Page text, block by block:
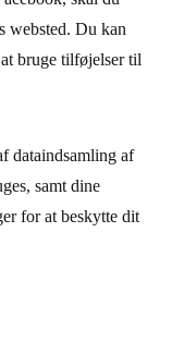
websted. Du kan
bruge tilføjelser til
dataindsamling af
samt dine
for at beskytte dit